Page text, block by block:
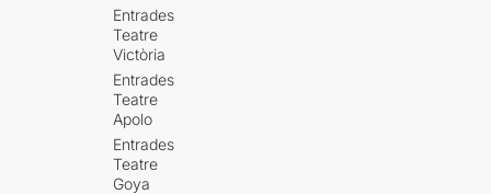
Entrades
Teatre
Victòria
Entrades
Teatre
Apolo
Entrades
Teatre
Goya